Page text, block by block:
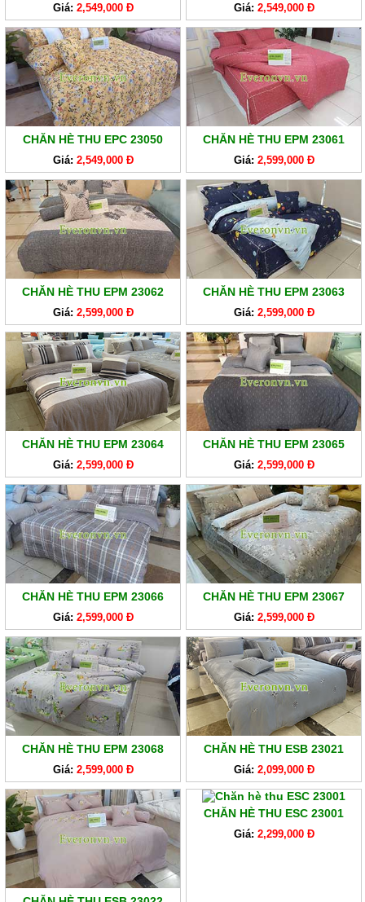
Giá: 2,549,000 Đ Giá: 2,549,000 Đ
CHĂN HÈ THU EPC 23050
Giá: 2,549,000 Đ
CHĂN HÈ THU EPM 23061
Giá: 2,599,000 Đ
CHĂN HÈ THU EPM 23062
Giá: 2,599,000 Đ
CHĂN HÈ THU EPM 23063
Giá: 2,599,000 Đ
CHĂN HÈ THU EPM 23064
Giá: 2,599,000 Đ
CHĂN HÈ THU EPM 23065
Giá: 2,599,000 Đ
CHĂN HÈ THU EPM 23066
Giá: 2,599,000 Đ
CHĂN HÈ THU EPM 23067
Giá: 2,599,000 Đ
CHĂN HÈ THU EPM 23068
Giá: 2,599,000 Đ
CHĂN HÈ THU ESB 23021
Giá: 2,099,000 Đ
CHĂN HÈ THU ESC 23001
Giá: 2,299,000 Đ